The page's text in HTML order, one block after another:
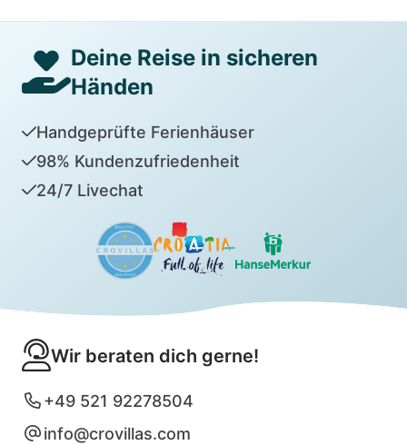
Deine Reise in sicheren
Händen
Handgeprüfte Ferienhäuser
98% Kundenzufriedenheit
24/7 Livechat
Wir beraten dich gerne!
+49 521 92278504
info@crovillas.com